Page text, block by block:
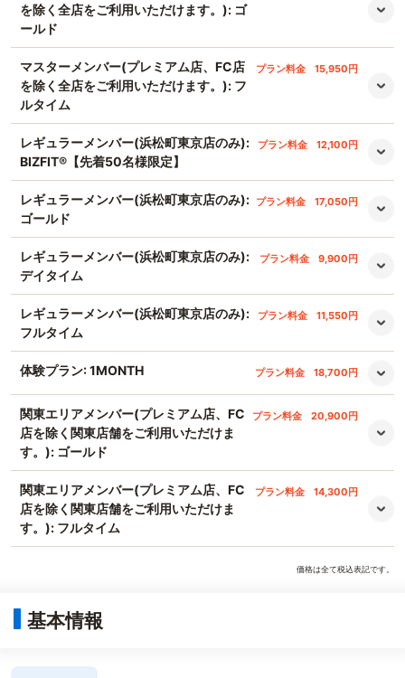
を除く全店をご利用いただけます。): ゴ
ールド
マスターメンバー(プレミアム店、FC店
を除く全店をご利用いただけます。): フ
ルタイム
プラン料金 15,950円
レギュラーメンバー(浜松町東京店のみ):
BIZFIT®️【先着50名様限定】
プラン料金 12,100円
レギュラーメンバー(浜松町東京店のみ):
ゴールド
プラン料金 17,050円
レギュラーメンバー(浜松町東京店のみ):
デイタイム
プラン料金 9,900円
レギュラーメンバー(浜松町東京店のみ):
フルタイム
プラン料金 11,550円
体験プラン: 1MONTH プラン料金 18,700円
関東エリアメンバー(プレミアム店、FC
店を除く関東店舗をご利用いただけま
す。): ゴールド
プラン料金 20,900円
関東エリアメンバー(プレミアム店、FC
店を除く関東店舗をご利用いただけま
す。): フルタイム
プラン料金 14,300円
価格は全て税込表記です。
基本情報